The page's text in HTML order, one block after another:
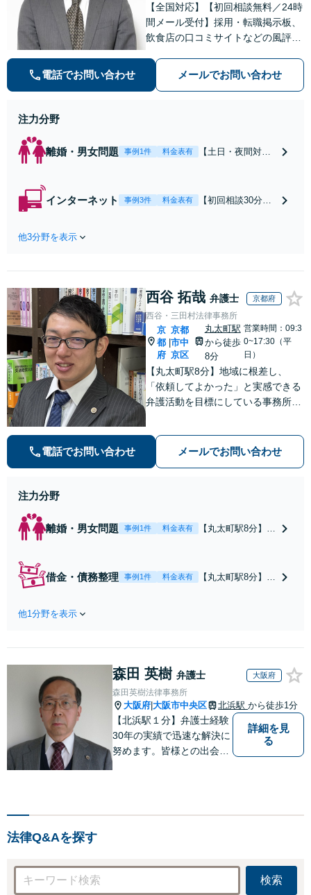
【全国対応】【初回相談無料／24時
間メール受付】採用・転職掲示板、
飲食店の口コミサイトなどの風評被
の種類を問わず相談可。可能な限り
早期対応で駆けつけサポート【労
電話でお問い合わせ メールでお問い合わせ
注力分野
離婚・男女問題 事例1件 料金表有
【土日・夜間対応
れたら、サインす
負担を軽減「弁護
士の交渉で慰謝料
金額アップ／減額
交渉も対応可」
【完全個室対応】
インターネット 事例3件 料金表有
【初回相談30分無
報開示請求をおこ
お店の風評被害対
策／売り上げ低下
防止のために尽
力」加害者側の対
応可：開示請求の
意見照会が来たと
きの対処法、被害
者との示談交渉
他3分野を表示
西谷 拓哉 弁護士 京都府
西谷・三田村法律事務所
京
都
府
京都
市中
京区
丸太町駅
から徒歩
8分
営業時間：09:3
0~17:30（平
日）
【丸太町駅8分】地域に根差し、
「依頼してよかった」と実感できる
弁護活動を目標にしている事務所で
実績あり【相続・遺言】相談者さま
に寄り添い、円滑な相続を目指しま
電話でお問い合わせ メールでお問い合わせ
注力分野
離婚・男女問題 事例1件 料金表有
【丸太町駅8分】調
く冷静な主張が重
すので、お気軽に
ご相談ください
無料】【電話相談
可】
借金・債務整理 事例1件 料金表有
【丸太町駅8分】
費・事業の失敗に
者さまのご要望を
提示します【破産
管財人就任経験
有】【初回相談30
分無料】
他1分野を表示
森田 英樹 弁護士 大阪府
森田英樹法律事務所
大阪府 大阪市中央区 北浜駅 から徒歩1分
【北浜駅１分】弁護士経験
30年の実績で迅速な解決に
努めます。皆様との出会い
詳細を見
る
法律Q&Aを探す
検索